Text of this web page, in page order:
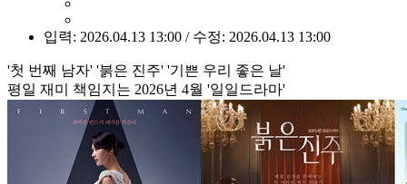
입력: 2026.04.13 13:00 / 수정: 2026.04.13 13:00
'첫 번째 남자' '붉은 진주' '기쁜 우리 좋은 날'
평일 재미 책임지는 2026년 4월 '일일드라마'